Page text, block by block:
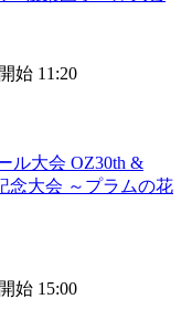
始 11:20
ル大会 OZ30th &
念大会 ～プラムの花
始 15:00